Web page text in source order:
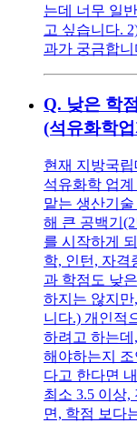
는데 너무 일
고 싶습니다.
과가 궁금합니
Q. 낮은 학
(석유화학
현재 지방국
석유화학 업
맡는 생산기
해 큰 공백기
를 시작하게
학, 인턴, 자격
과 학점도 낮
하지는 않지
니다.) 개인적
하려고 하는
해야하는지
다고 한다면
최소 3.5 이상,
면, 학점 보다